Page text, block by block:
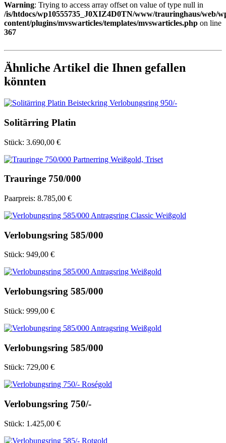
Warning: Trying to access array offset on value of type null in
/is/htdocs/wp10555735_J0XIZ4D0TN/www/trauringhaus/web/
content/plugins/mvswarticles/templates/mvswarticles.php on line
367
Ähnliche Artikel die Ihnen gefallen
könnten
Solitärring Platin
Stück: 3.690,00 €
Trauringe 750/000
Paarpreis: 8.785,00 €
Verlobungsring 585/000
Stück: 949,00 €
Verlobungsring 585/000
Stück: 999,00 €
Verlobungsring 585/000
Stück: 729,00 €
Verlobungsring 750/-
Stück: 1.425,00 €